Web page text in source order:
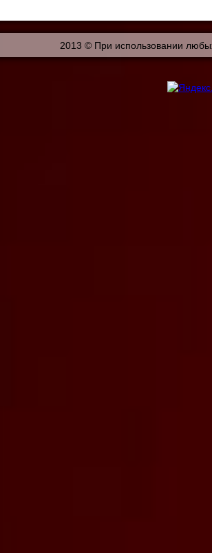
2013 © При использовании